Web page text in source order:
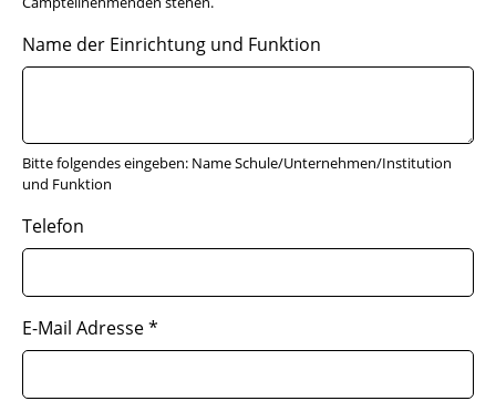
Name der Einrichtung und Funktion
Bitte folgendes eingeben: Name Schule/Unternehmen/Institution
und Funktion
Telefon
E-Mail Adresse*